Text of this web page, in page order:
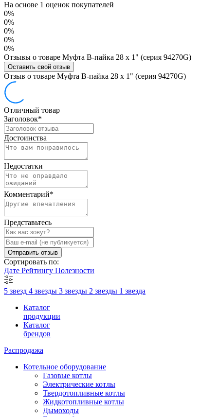
На основе 1 оценок покупателей
0%
0%
0%
0%
0%
Отзывы о товаре Муфта В-пайка 28 х 1" (серия 94270G)
Оставить свой отзыв
Отзыв о товаре Муфта В-пайка 28 х 1" (серия 94270G)
Отличный товар
Заголовок*
Достоинства
Недостатки
Комментарий*
Представьтесь
Отправить отзыв
Сортировать по:
Дате Рейтингу Полезности
5 звезд 4 звезды 3 звезды 2 звезды 1 звезда
Каталог
продукции
Каталог
брендов
Распродажа
Котельное оборудование
Газовые котлы
Электрические котлы
Твердотопливные котлы
Жидкотопливные котлы
Дымоходы